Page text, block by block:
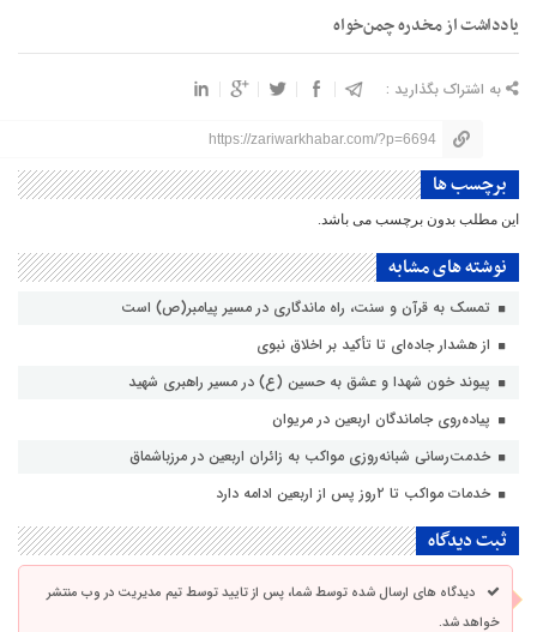
یادداشت از مخدره چمن‌خواه
به اشتراک بگذارید :
https://zariwarkhabar.com/?p=6694
برچسب ها
این مطلب بدون برچسب می باشد.
نوشته های مشابه
تمسک به قرآن و سنت، راه ماندگاری در مسیر پیامبر(ص) است
از هشدار جاده‌ای تا تأکید بر اخلاق نبوی
پیوند خون شهدا و عشق به حسین (ع) در مسیر راهبری شهید
پیاده‌روی جاماندگان اربعین در مریوان
خدمت‌رسانی شبانه‌روزی مواکب به زائران اربعین در مرزباشماق
خدمات مواکب تا ۲روز پس از اربعین ادامه دارد
ثبت دیدگاه
دیدگاه های ارسال شده توسط شما، پس از تایید توسط تیم مدیریت در وب منتشر
خواهد شد.